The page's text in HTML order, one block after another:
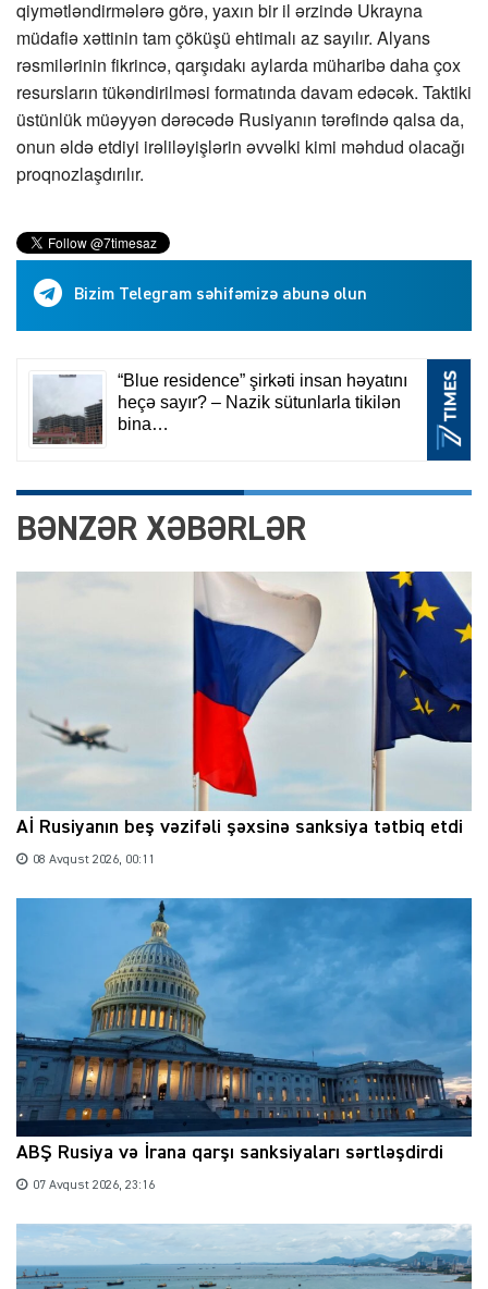
qiymətləndirmələrə görə, yaxın bir il ərzində Ukrayna
müdafiə xəttinin tam çöküşü ehtimalı az sayılır. Alyans
rəsmilərinin fikrincə, qarşıdakı aylarda müharibə daha çox
resursların tükəndirilməsi formatında davam edəcək. Taktiki
üstünlük müəyyən dərəcədə Rusiyanın tərəfində qalsa da,
onun əldə etdiyi irəliləyişlərin əvvəlki kimi məhdud olacağı
proqnozlaşdırılır.
Bizim Telegram səhifəmizə abunə olun
BƏNZƏR XƏBƏRLƏR
Aİ Rusiyanın beş vəzifəli şəxsinə sanksiya tətbiq etdi
08 Avqust 2026, 00:11
ABŞ Rusiya və İrana qarşı sanksiyaları sərtləşdirdi
07 Avqust 2026, 23:16